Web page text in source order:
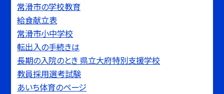
常滑市の学校教育
給食献立表
常滑市小中学校
転出入の手続きは
長期の入院のとき 県立大府特別支援学校
教員採用選考試験
あいち体育のページ